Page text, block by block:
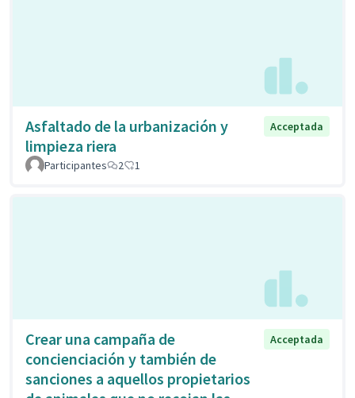
Asfaltado de la urbanización y
limpieza riera
Acceptada
Participantes 2 1
Crear una campaña de
concienciación y también de
sanciones a aquellos propietarios
Acceptada